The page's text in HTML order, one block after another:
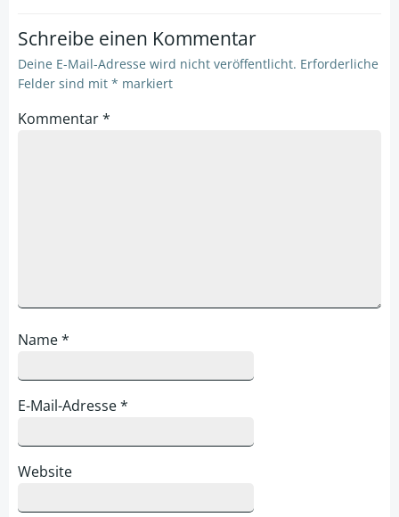
Schreibe einen Kommentar
Deine E-Mail-Adresse wird nicht veröffentlicht. Erforderliche
Felder sind mit * markiert
Kommentar*
Name*
E-Mail-Adresse*
Website